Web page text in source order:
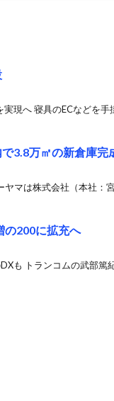
現へ 寝具のECなどを手
3.8万㎡の新倉庫完
マは株式会社（本社：
の200に拡充へ
も トランコムの武部篤